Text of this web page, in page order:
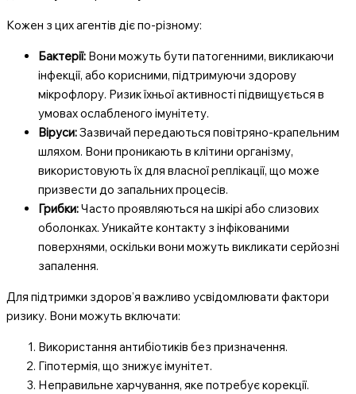
Кожен з цих агентів діє по-різному:
Бактерії: Вони можуть бути патогенними, викликаючи
інфекції, або корисними, підтримуючи здорову
мікрофлору. Ризик їхньої активності підвищується в
умовах ослабленого імунітету.
Віруси:Зазвичай передаються повітряно-крапельним
шляхом. Вони проникають в клітини організму,
використовують їх для власної реплікації, що може
призвести до запальних процесів.
Грибки:Часто проявляються на шкірі або слизових
оболонках. Уникайте контакту з інфікованими
поверхнями, оскільки вони можуть викликати серйозні
запалення.
Для підтримки здоров’я важливо усвідомлювати фактори
ризику. Вони можуть включати:
Використання антибіотиків без призначення.
Гіпотермія, що знижує імунітет.
Неправильне харчування, яке потребує корекції.